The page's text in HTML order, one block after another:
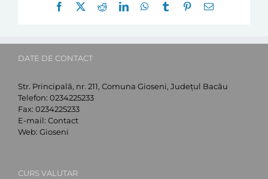
Facebook
RedditLinkedInWhatsApp
Tumblr Pinterest
E-
DATE DE CONTACT
Str. Principală, nr. 211, Comuna Gioseni, Județul Bacău
Telefon: 0234225233
Fax: 0234225233
E-mail: Contact
Web: Gioseni
CURS VALUTAR